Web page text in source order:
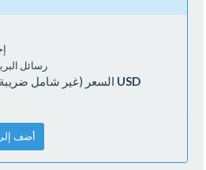
رسائل
السعر (غير شامل 59.46 USD
أضف